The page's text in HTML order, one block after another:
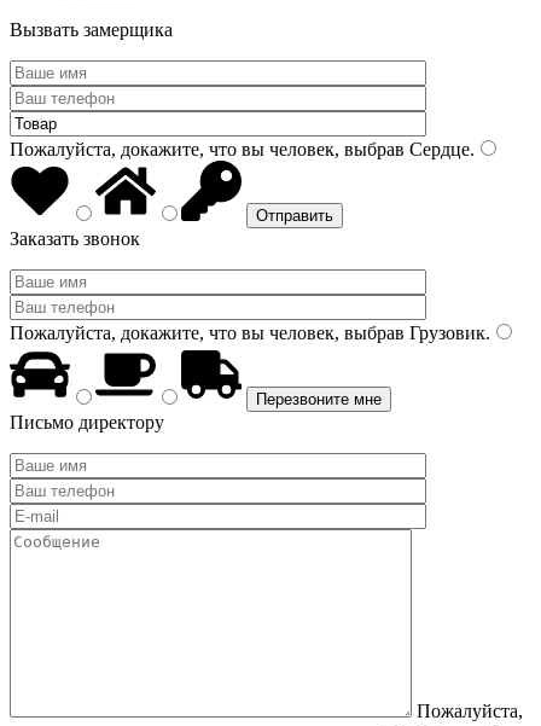
Вызвать замерщика
Пожалуйста, докажите, что вы человек, выбрав Сердце.
Заказать звонок
Пожалуйста, докажите, что вы человек, выбрав Грузовик.
Письмо директору
Пожалуйста,